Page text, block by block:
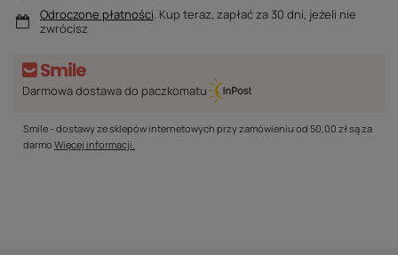
Odroczone płatności. Kup teraz, zapłać za 30 dni, jeżeli nie
zwrócisz
Darmowa dostawa do paczkomatu
Smile - dostawy ze sklepów internetowych przy zamówieniu od 50,00 złsą za
darmo Więcej informacji.